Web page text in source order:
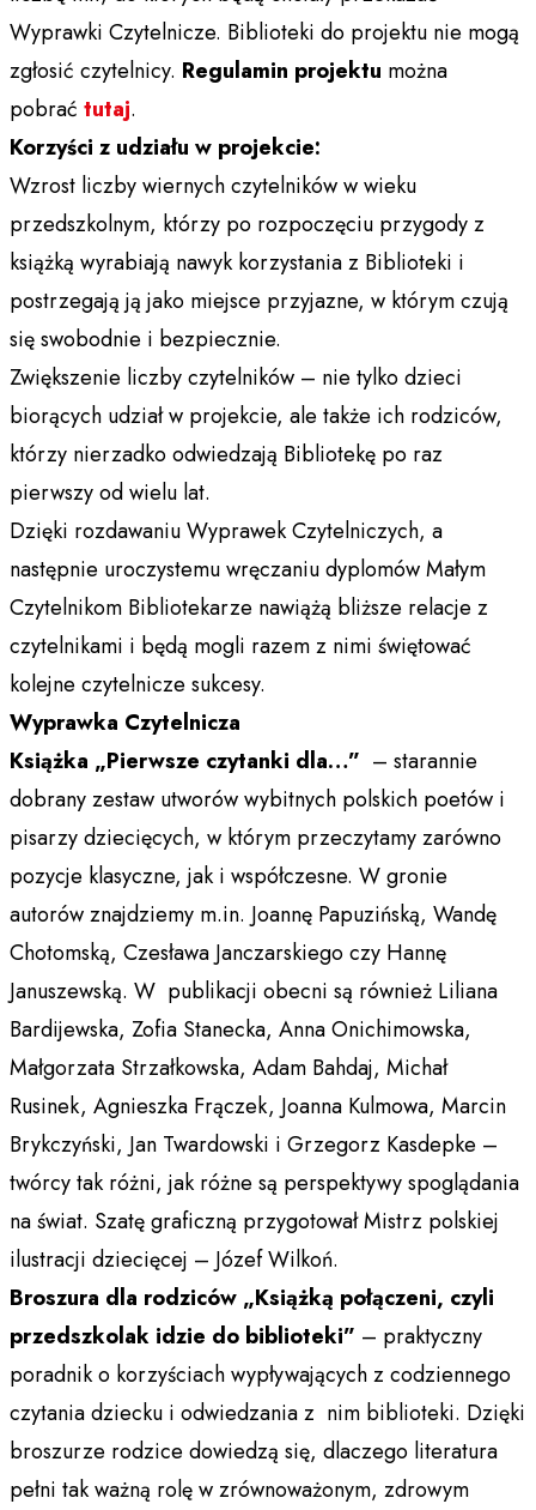
Wyprawki Czytelnicze. Biblioteki do projektu nie mogą
zgłosić czytelnicy. Regulamin projektu można
pobrać tutaj.
Korzyści z udziału w projekcie:
Wzrost liczby wiernych czytelników w wieku
przedszkolnym, którzy po rozpoczęciu przygody z
książką wyrabiają nawyk korzystania z Biblioteki i
postrzegają ją jako miejsce przyjazne, w którym czują
się swobodnie i bezpiecznie.
Zwiększenie liczby czytelników – nie tylko dzieci
biorących udział w projekcie, ale także ich rodziców,
którzy nierzadko odwiedzają Bibliotekę po raz
pierwszy od wielu lat.
Dzięki rozdawaniu Wyprawek Czytelniczych, a
następnie uroczystemu wręczaniu dyplomów Małym
Czytelnikom Bibliotekarze nawiążą bliższe relacje z
czytelnikami i będą mogli razem z nimi świętować
kolejne czytelnicze sukcesy.
Wyprawka Czytelnicza
Książka „Pierwsze czytanki dla…” – starannie
dobrany zestaw utworów wybitnych polskich poetów i
pisarzy dziecięcych, w którym przeczytamy zarówno
pozycje klasyczne, jak i współczesne. W gronie
autorów znajdziemy m.in. Joannę Papuzińską, Wandę
Chotomską, Czesława Janczarskiego czy Hannę
Januszewską. W publikacji obecni są również Liliana
Bardijewska, Zofia Stanecka, Anna Onichimowska,
Małgorzata Strzałkowska, Adam Bahdaj, Michał
Rusinek, Agnieszka Frączek, Joanna Kulmowa, Marcin
Brykczyński, Jan Twardowski i Grzegorz Kasdepke –
twórcy tak różni, jak różne są perspektywy spoglądania
na świat. Szatę graficzną przygotował Mistrz polskiej
ilustracji dziecięcej – Józef Wilkoń.
Broszura dla rodziców „Książką połączeni, czyli
przedszkolak idzie do biblioteki” – praktyczny
poradnik o korzyściach wypływających z codziennego
czytania dziecku i odwiedzania z nim biblioteki. Dzięki
broszurze rodzice dowiedzą się, dlaczego literatura
pełni tak ważną rolę w zrównoważonym, zdrowym